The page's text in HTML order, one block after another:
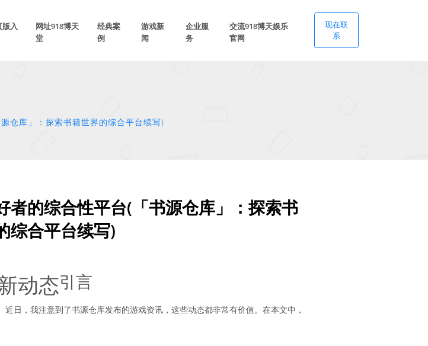
版入
网址918博天
堂
经典案
例
游戏新
闻
企业服
务
交流918博天娱乐
官网
现在联
系
仓库」：探索书籍世界的综合平台续写)
者的综合性平台(「书源仓库」：探索书
综合平台续写)
动态引言
日，我注意到了书源仓库发布的游戏资讯，这些动态都非常有价值。在本文中，